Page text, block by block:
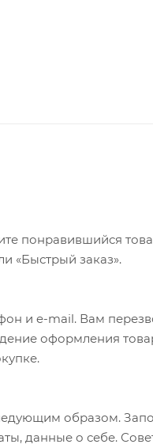
понравившийся
«Быстрый заказ».
и e-mail. Вам
оформления
образом.
данные о себе.